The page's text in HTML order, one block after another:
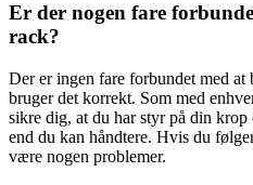
Er der nogen fare
rack?
Der er ingen fare forbundet med at
bruger det korrekt. Som med
sikre dig, at du har styr på din
end du kan håndtere. Hvis du
være nogen problemer.